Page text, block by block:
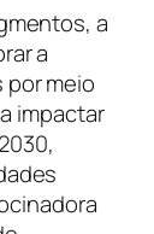
a
a
meio
impactar